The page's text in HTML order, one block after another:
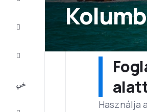
2026/27
Használja